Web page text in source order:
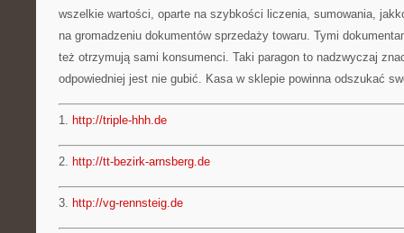
wszelkie wartości, oparte na szybkości liczenia, sumowania,
na gromadzeniu dokumentów sprzedaży towaru. Tymi
też otrzymują sami konsumenci. Taki paragon to nadzwyczaj
odpowiedniej jest nie gubić. Kasa w sklepie powinna odszukać
1. http://triple-hhh.de
2. http://tt-bezirk-arnsberg.de
3. http://vg-rennsteig.de